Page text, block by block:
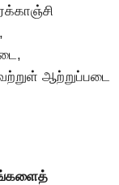
ஆற்றுப்படை